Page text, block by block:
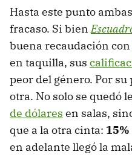
Hasta este punto
fracaso. Si bien
buena recaudación con
en taquilla, sus
peor del género. Por
otra. No solo se quedó
de dólares en salas,
que a la otra cinta:
en adelante llegó la